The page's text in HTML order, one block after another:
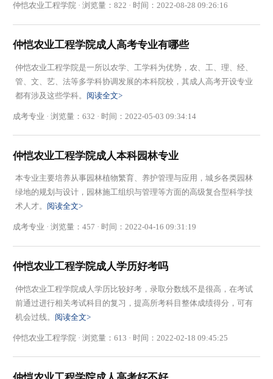
仲恺农业工程学院 · 浏览量：822 · 时间：2022-08-28 09:26:16
仲恺农业工程学院成人高考专业有哪些
仲恺农业工程学院是一所以农学、工学科为优势，农、工、理、经、
管、文、艺、法等多学科协调发展的本科院校，其成人高考开设专业
都有涉及这些学科。 阅读全文>
成考专业 · 浏览量：632 · 时间：2022-05-03 09:34:14
仲恺农业工程学院成人本科园林专业
本专业主要培养从事园林植物繁育、养护管理与应用，城乡各类园林
绿地的规划与设计，园林施工组织与管理等方面的高级复合型科学技
术人才。 阅读全文>
成考专业 · 浏览量：457 · 时间：2022-04-16 09:31:19
仲恺农业工程学院成人学历好考吗
仲恺农业工程学院成人学历比较好考，录取分数线不是很高，在考试
前通过进行相关考试科目的复习，提高所考科目整体成绩得分，可有
机会过线。 阅读全文>
仲恺农业工程学院 · 浏览量：613 · 时间：2022-02-18 09:45:25